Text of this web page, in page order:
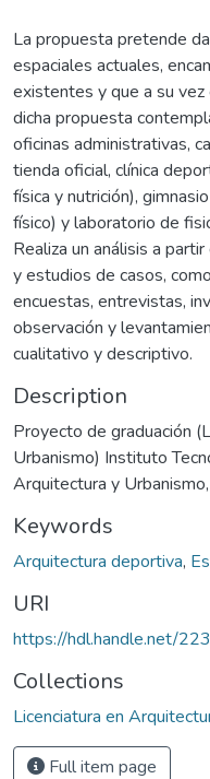
La propuesta pretende
espaciales actuales,
existentes y que a su
dicha propuesta
oficinas administrativas,
tienda oficial, clínica
física y nutrición),
físico) y laboratorio de
Realiza un análisis a
y estudios de casos,
encuestas, entrevistas,
observación y
cualitativo y descriptivo.
Description
Proyecto de graduación
Urbanismo) Instituto
Arquitectura y
Keywords
Arquitectura deportiva,
URI
https://hdl.handle.net/
Collections
Licenciatura en
Full item page